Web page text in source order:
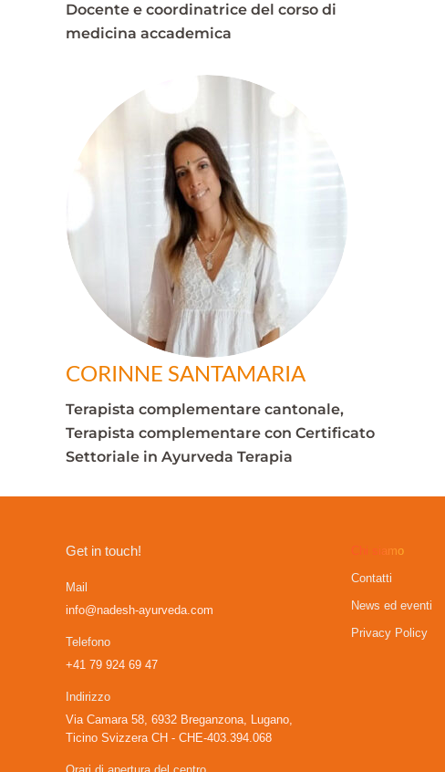
Docente e coordinatrice del corso di
medicina accademica
CORINNE SANTAMARIA
Terapista complementare cantonale,
Terapista complementare con Certificato
Settoriale in Ayurveda Terapia
Get in touch!
Mail
info@nadesh-ayurveda.com
Telefono
+41 79 924 69 47
Indirizzo
Via Camara 58, 6932 Breganzona, Lugano,
Ticino Svizzera CH - CHE-403.394.068
Chi siamo
Contatti
News ed eventi
Privacy Policy